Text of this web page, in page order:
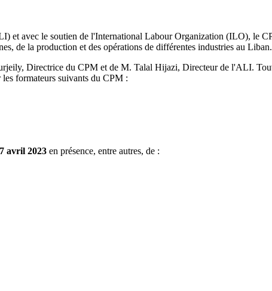
et avec le soutien de l'International Labour Organization (ILO), le
de la production et des opérations de différentes industries au Liban.
Directrice du CPM et de M. Talal Hijazi, Directeur de l'ALI.
les formateurs suivants du CPM :
avril 2023 en présence, entre autres, de :